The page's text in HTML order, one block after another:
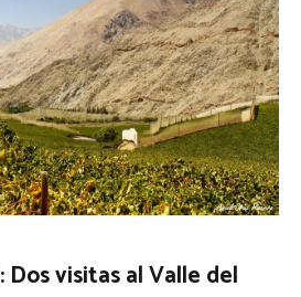
Dos visitas al Valle del